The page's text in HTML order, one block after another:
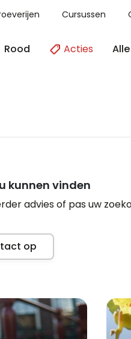
Cursussen
Rood Acties
kunnen vinden
advies of pas uw
op